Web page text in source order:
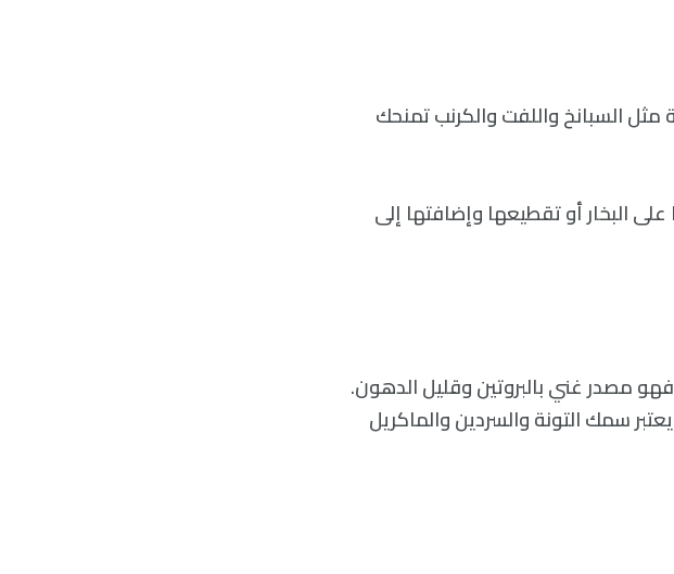
السبانخ واللفت والكرنب تمنحك
البخار أو تقطيعها وإضافتها إلى
مصدر غني بالبروتين وقليل الدهون.
سمك التونة والسردين والماكريل